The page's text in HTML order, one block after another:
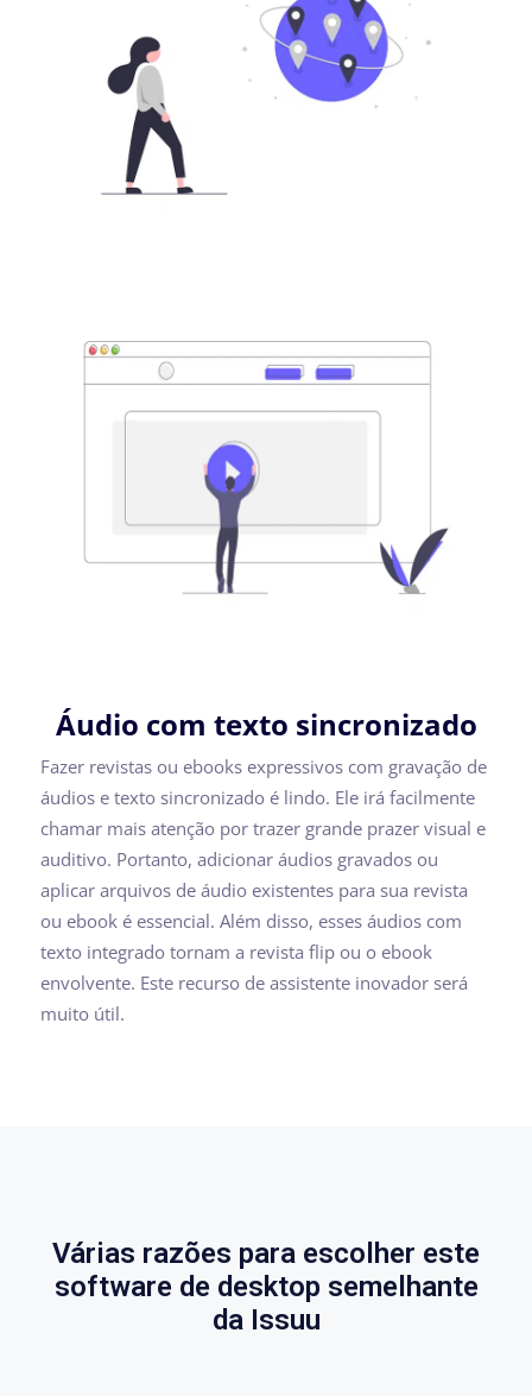
Áudio com texto sincronizado
Fazer revistas ou ebooks expressivos com gravação de
áudios e texto sincronizado é lindo. Ele irá facilmente
chamar mais atenção por trazer grande prazer visual e
auditivo. Portanto, adicionar áudios gravados ou
aplicar arquivos de áudio existentes para sua revista
ou ebook é essencial. Além disso, esses áudios com
texto integrado tornam a revista flip ou o ebook
envolvente. Este recurso de assistente inovador será
muito útil.
Várias razões para escolher este
software de desktop semelhante
da Issuu